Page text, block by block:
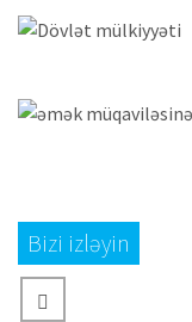
Bizi izləyin